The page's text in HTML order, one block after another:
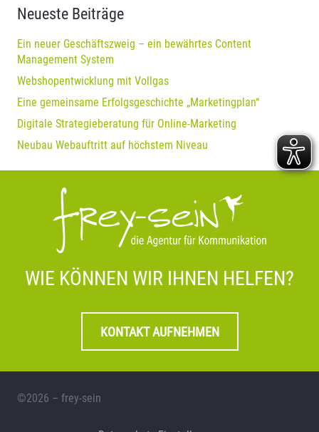
Neueste Beiträge
Ein neuer Geschäftszweig – ein bewährtes Content
Management System
Webshopentwicklung mit Vollgas
Eine gemeinsame Erfolgsgeschichte „Marketingplan“
Digitale Strategieberatung für Online-Marketing
Neubau Webauftritt auf höchstem Niveau
WIE KÖNNEN WIR IHNEN HELFEN?
KONTAKT AUFNEHMEN
©2026 – frey-sein